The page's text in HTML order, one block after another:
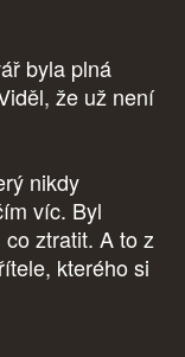
byla plná
že už není
nikdy
víc. Byl
ztratit. A to z
kterého si